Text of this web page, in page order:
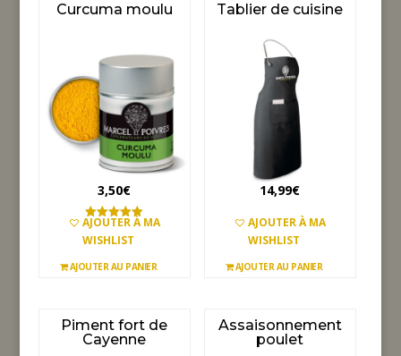
AJOUTER À MA
WISHLIST
Tablier de cuisine
14,99€
AJOUTER AU PANIER
AJOUTER À MA
WISHLIST
Curcuma moulu
3,50€
Note
5.00
AJOUTER AU PANIER
Assaisonnement
poulet
Piment fort de
Cayenne